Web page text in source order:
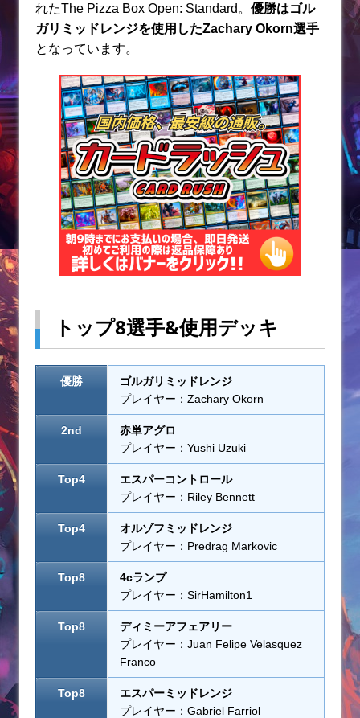
er
n
a
e
o
o
k
れたThe Pizza Box Open: Standard。 優勝はゴル
ガリミッドレンジを使用したZachary Okorn選手
となっています。
トップ8選手&使用デッキ
優勝
ゴルガリミッドレンジ
プレイヤー：Zachary Okorn
2nd
赤単アグロ
プレイヤー：Yushi Uzuki
Top4
エスパーコントロール
プレイヤー：Riley Bennett
Top4
オルゾフミッドレンジ
プレイヤー：Predrag Markovic
Top8
4cランプ
プレイヤー：SirHamilton1
Top8
ディミーアフェアリー
プレイヤー：Juan Felipe Velasquez
Franco
Top8
エスパーミッドレンジ
プレイヤー：Gabriel Farriol